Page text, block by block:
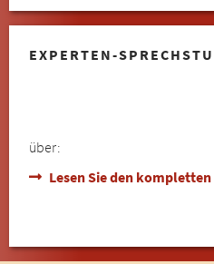
EXPERTEN-
über:
Lesen Sie den